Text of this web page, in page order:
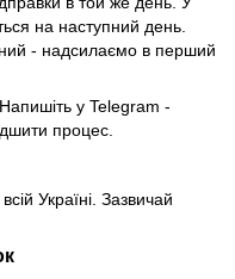
на наступний день.
- надсилаємо в перший
у Telegram -
процес.
Україні. Зазвичай